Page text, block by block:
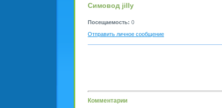
Симовод jilly
Посещаемость: 0
Отправить личное сообщение
Комментарии